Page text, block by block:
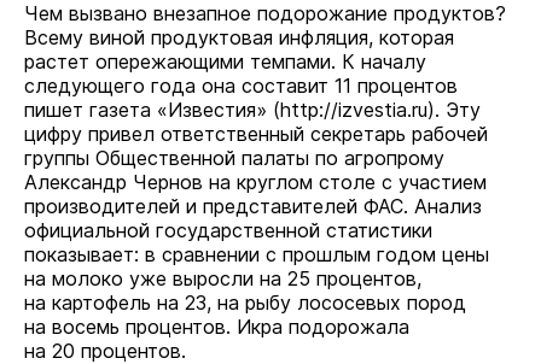
Чем вызвано внезапное подорожание продуктов?
Всему виной продуктовая инфляция, которая
растет опережающими темпами. К началу
следующего года она составит 11 процентов
пишет газета «Известия» (http://izvestia.ru). Эту
цифру привел ответственный секретарь рабочей
группы Общественной палаты по агропрому
Александр Чернов на круглом столе с участием
производителей и представителей ФАС. Анализ
официальной государственной статистики
показывает: в сравнении с прошлым годом цены
на молоко уже выросли на 25 процентов,
на картофель на 23, на рыбу лососевых пород
на восемь процентов. Икра подорожала
на 20 процентов.